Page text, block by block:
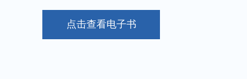
点击查看电子书